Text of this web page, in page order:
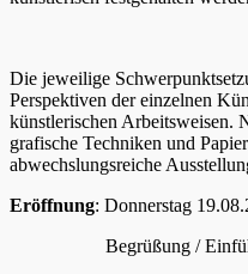
Die jeweilige
Perspektiven der einzelnen
künstlerischen Arbeitsweisen.
grafische Techniken und
abwechslungsreiche
Eröffnung: Donnerstag
Begrüßung /